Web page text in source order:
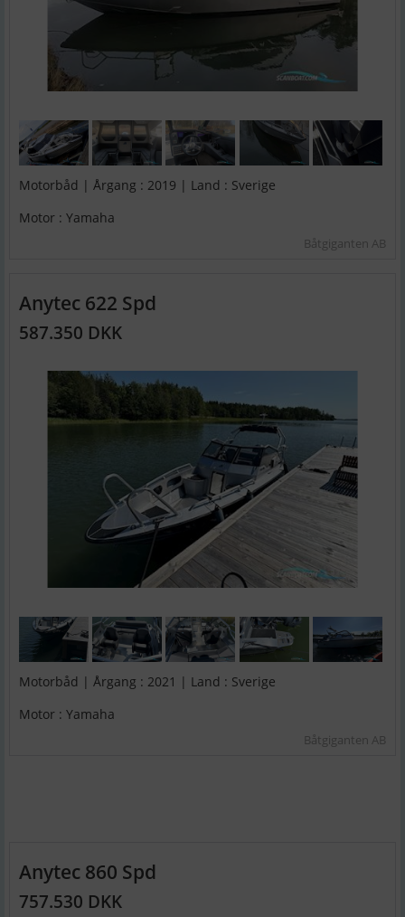
Motorbåd | Årgang : 2019 | Land : Sverige
Motor : Yamaha
Båtgiganten AB
Anytec 622 Spd
587.350 DKK
Motorbåd | Årgang : 2021 | Land : Sverige
Motor : Yamaha
Båtgiganten AB
Anytec 860 Spd
757.530 DKK